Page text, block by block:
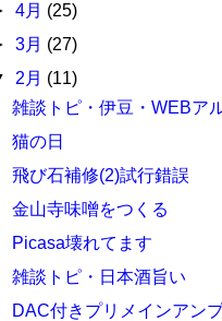
4月 (25)
3月 (27)
2月 (11)
雑談トピ・伊豆・WEBア
猫の日
飛び石補修(2)試行錯誤
金山寺味噌をつくる
Picasa壊れてます
雑談トピ・日本酒旨い
DAC付きプリメインアン